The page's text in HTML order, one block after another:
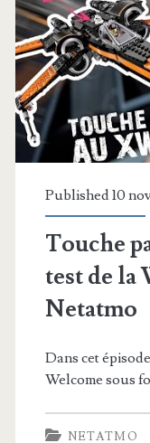
Published 10
Touche
test de la
Netatmo
Dans cet
Welcome sous
NETATMO